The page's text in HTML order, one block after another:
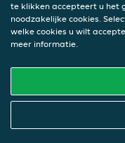
Multi cheese
Gorgonzola,
incl. statiegeld (€ 0,00)
Boromeo
te klikken accepteert u het
noodzakelijke cookies.
welke cookies u wilt
meer informatie.